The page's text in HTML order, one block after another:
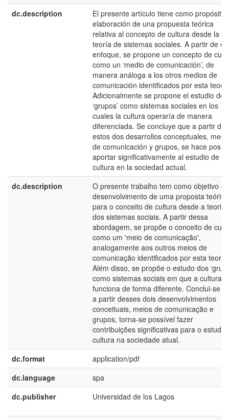
dc.description
El presente artículo tiene como propósito
elaboración de una propuesta teórica
relativa al concepto de cultura desde la
teoría de sistemas sociales. A partir de
enfoque, se propone un concepto de
como un ‘medio de comunicación’, de
manera análoga a los otros medios de
comunicación identificados por esta
Adicionalmente se propone el estudio de
‘grupos’ como sistemas sociales en los
cuales la cultura operaría de manera
diferenciada. Se concluye que a partir de
estos dos desarrollos conceptuales,
de comunicación y grupos, se hace
aportar significativamente al estudio de la
cultura en la sociedad actual.
dc.description
O presente trabalho tem como objetivo o
desenvolvimento de uma proposta teórica
para o conceito de cultura desde a teoria
dos sistemas sociais. A partir dessa
abordagem, se propõe o conceito de
como um 'meio de comunicação',
analogamente aos outros meios de
comunicação identificados por esta teoria.
Além disso, se propõe o estudo dos
como sistemas sociais em que a cultura
funciona de forma diferente. Conclui-se
a partir desses dois desenvolvimentos
conceituais, meios de comunicação e
grupos, torna-se possível fazer
contribuições significativas para o estudo
cultura na sociedade atual.
dc.format
application/pdf
dc.language
spa
dc.publisher
Universidad de los Lagos